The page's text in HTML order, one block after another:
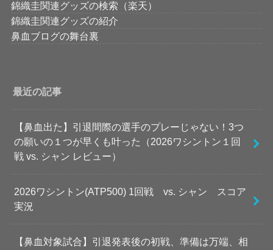
錦織圭関連グッズの検索（楽天）
錦織圭関連グッズの紹介
鼻血ブログの舞台裏
最近の記事
【鼻血出た】引退間際の選手のプレーじゃない！3つ
の願いの１つが早くも叶った（2026ワシントン１回
戦 vs. シャン レビュー）
2026ワシントン(ATP500) 1回戦 vs. シャン スコア
実況
【鼻血対象試合】引退発表後の初戦、準備は万端、相